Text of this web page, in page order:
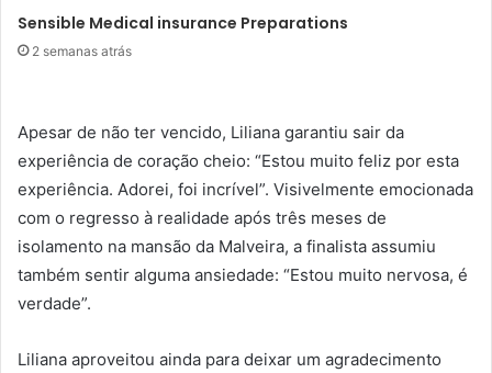
Sensible Medical insurance Preparations
2 semanas atrás
Apesar de não ter vencido, Liliana garantiu sair da
experiência de coração cheio: “Estou muito feliz por esta
experiência. Adorei, foi incrível”. Visivelmente emocionada
com o regresso à realidade após três meses de
isolamento na mansão da Malveira, a finalista assumiu
também sentir alguma ansiedade: “Estou muito nervosa, é
verdade”.
Liliana aproveitou ainda para deixar um agradecimento